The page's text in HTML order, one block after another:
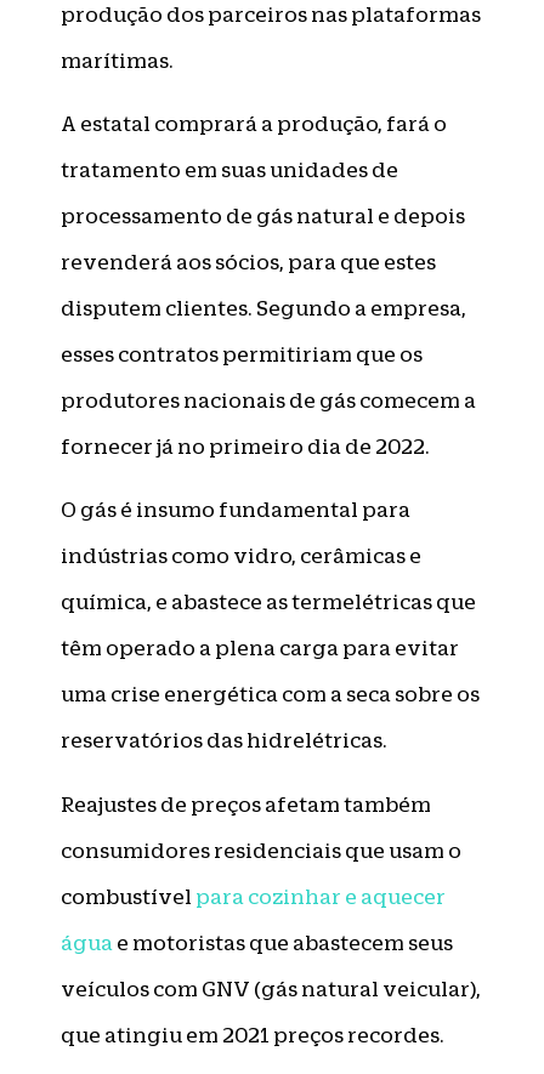
produção dos parceiros nas plataformas
marítimas.
A estatal comprará a produção, fará o
tratamento em suas unidades de
processamento de gás natural e depois
revenderá aos sócios, para que estes
disputem clientes. Segundo a empresa,
esses contratos permitiriam que os
produtores nacionais de gás comecem a
fornecer já no primeiro dia de 2022.
O gás é insumo fundamental para
indústrias como vidro, cerâmicas e
química, e abastece as termelétricas que
têm operado a plena carga para evitar
uma crise energética com a seca sobre os
reservatórios das hidrelétricas.
Reajustes de preços afetam também
consumidores residenciais que usam o
combustível para cozinhar e aquecer
água e motoristas que abastecem seus
veículos com GNV (gás natural veicular),
que atingiu em 2021 preços recordes.